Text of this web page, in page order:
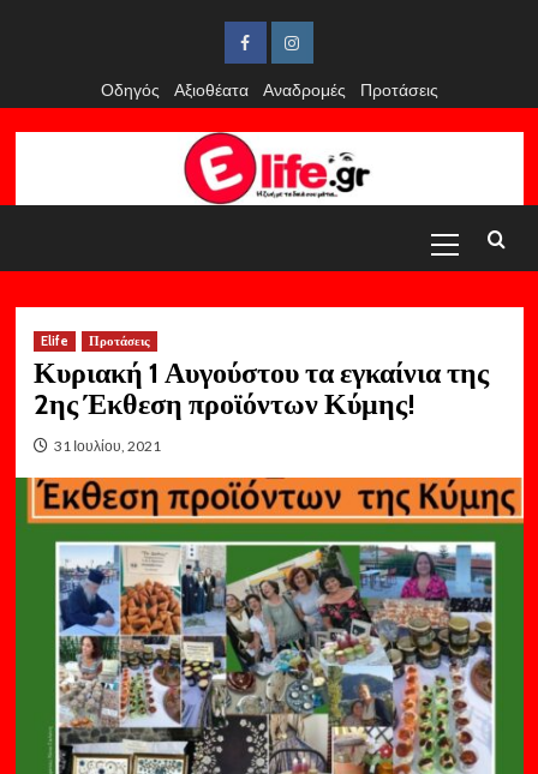
FacebookInstagram
Οδηγός
Αξιοθέατα Αναδρομές Προτάσεις
Menu
Elife Προτάσεις
Κυριακή 1 Αυγούστου τα εγκαίνια της
2ης Έκθεση προϊόντων Κύμης!
31 Ιουλίου, 2021